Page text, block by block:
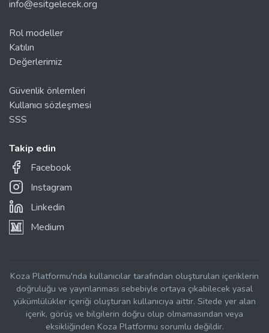
info@esitgelecek.org
Rol modeller
Katılın
Değerlerimiz
Güvenlik önlemleri
Kullanıcı sözleşmesi
SSS
Takip edin
Facebook
Instagram
Linkedin
Medium
Koza Platformu'nda kullanıcılar tarafından oluşturulan içeriklerin
doğruluğu ve yayınlanması sebebiyle ortaya çıkabilecek yasal
yükümlülükler içeriği oluşturan kullanıcıya aittir. Sitede yer alan
içerik, görüş ve bilgilerin doğru olup olmamasından veya
eksikliğinden Koza Platformu sorumlu değildir.